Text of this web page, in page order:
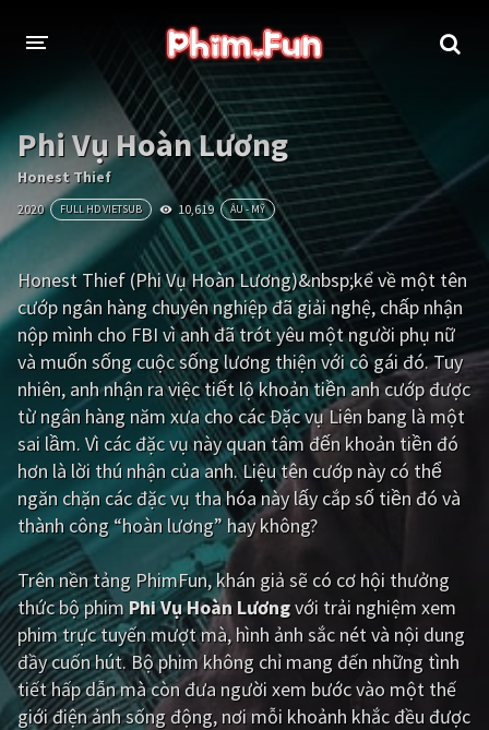
THỂ LOẠI
Thần thoại - Cổ trang Hành động
Tâm lý Chiến tranh
Võ thuật - Kiếm hiệp Nhạc kịch
Kinh dị Tội phạm - Hình sự
Phiêu lưu Hài hước
Viễn tưởng Khoa học - Tài liệu
Hoạt hình Thể thao
Tình cảm - Lãng mạn Kỳ ảo
Giật gân Gia đình
Bí ẩn Lịch sử
Viễn Tây Tiểu sử
GameShow DramaTV
QUỐC GIA
Phi Vụ Hoàn Lương
Honest Thief
2020 FULL HD VIETSUB 10,619 ÂU - MỸ
Honest Thief (Phi Vụ Hoàn Lương)&nbsp;kể về một tên
cướp ngân hàng chuyên nghiệp đã giải nghệ, chấp nhận
nộp mình cho FBI vì anh đã trót yêu một người phụ nữ
và muốn sống cuộc sống lương thiện với cô gái đó. Tuy
nhiên, anh nhận ra việc tiết lộ khoản tiền anh cướp được
từ ngân hàng năm xưa cho các Đặc vụ Liên bang là một
sai lầm. Vì các đặc vụ này quan tâm đến khoản tiền đó
hơn là lời thú nhận của anh. Liệu tên cướp này có thể
ngăn chặn các đặc vụ tha hóa này lấy cắp số tiền đó và
thành công “hoàn lương” hay không?
Trên nền tảng PhimFun, khán giả sẽ có cơ hội thưởng
thức bộ phim Phi Vụ Hoàn Lươngvới trải nghiệm xem
phim trực tuyến mượt mà, hình ảnh sắc nét và nội dung
đầy cuốn hút. Bộ phim không chỉ mang đến những tình
tiết hấp dẫn mà còn đưa người xem bước vào một thế
giới điện ảnh sống động, nơi mỗi khoảnh khắc đều được